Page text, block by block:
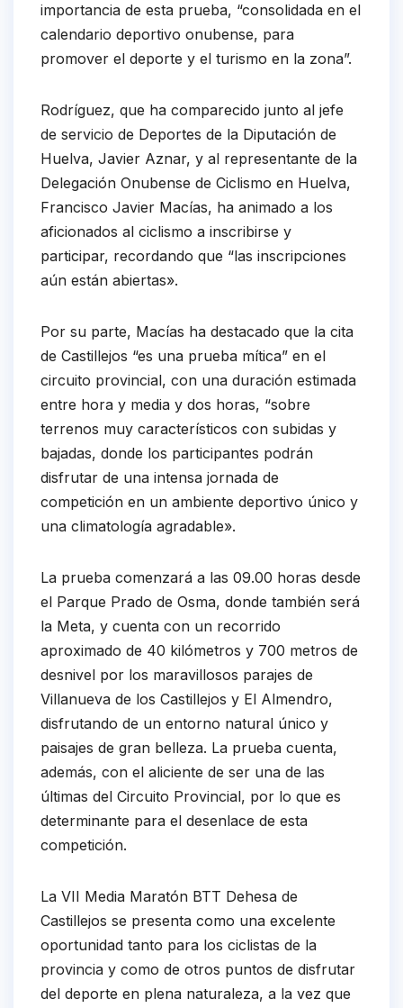
importancia de esta prueba, “consolidada en el
calendario deportivo onubense, para
promover el deporte y el turismo en la zona”.
Rodríguez, que ha comparecido junto al jefe
de servicio de Deportes de la Diputación de
Huelva, Javier Aznar, y al representante de la
Delegación Onubense de Ciclismo en Huelva,
Francisco Javier Macías, ha animado a los
aficionados al ciclismo a inscribirse y
participar, recordando que “las inscripciones
aún están abiertas».
Por su parte, Macías ha destacado que la cita
de Castillejos “es una prueba mítica” en el
circuito provincial, con una duración estimada
entre hora y media y dos horas, “sobre
terrenos muy característicos con subidas y
bajadas, donde los participantes podrán
disfrutar de una intensa jornada de
competición en un ambiente deportivo único y
una climatología agradable».
La prueba comenzará a las 09.00 horas desde
el Parque Prado de Osma, donde también será
la Meta, y cuenta con un recorrido
aproximado de 40 kilómetros y 700 metros de
desnivel por los maravillosos parajes de
Villanueva de los Castillejos y El Almendro,
disfrutando de un entorno natural único y
paisajes de gran belleza. La prueba cuenta,
además, con el aliciente de ser una de las
últimas del Circuito Provincial, por lo que es
determinante para el desenlace de esta
competición.
La VII Media Maratón BTT Dehesa de
Castillejos se presenta como una excelente
oportunidad tanto para los ciclistas de la
provincia y como de otros puntos de disfrutar
del deporte en plena naturaleza, a la vez que